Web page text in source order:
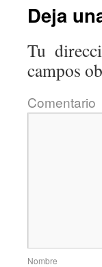
Deja
Tu
campos